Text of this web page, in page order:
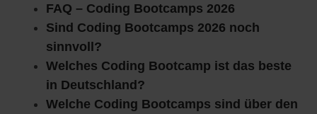
FAQ – Coding Bootcamps 2026
Sind Coding Bootcamps 2026 noch
sinnvoll?
Welches Coding Bootcamp ist das beste
in Deutschland?
Welche Coding Bootcamps sind über den